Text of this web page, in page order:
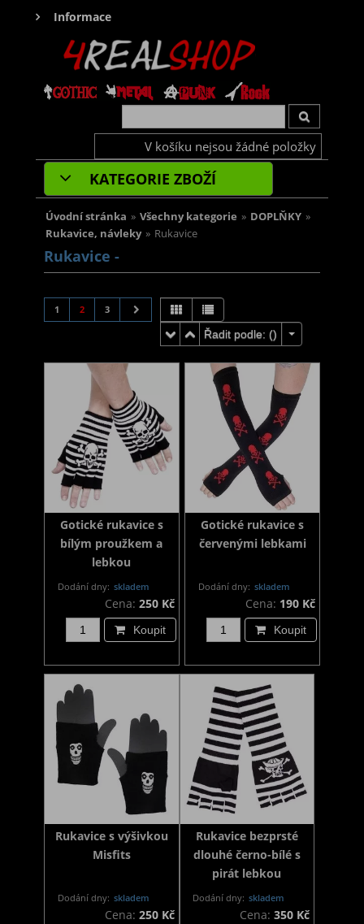
Informace
V košíku nejsou žádné položky
KATEGORIE ZBOŽÍ
Úvodní stránka » Všechny kategorie » DOPLŇKY »
Rukavice, návleky » Rukavice
Rukavice -
1 2 3
Řadit podle: ()
Gotické rukavice s
bílým proužkem a
lebkou
Dodání dny: skladem
Cena: 250 Kč
Koupit
Gotické rukavice s
červenými lebkami
Dodání dny: skladem
Cena: 190 Kč
Koupit
Rukavice s výšivkou
Misfits
Dodání dny: skladem
Cena: 250 Kč
Rukavice bezprsté
dlouhé černo-bílé s
pirát lebkou
Dodání dny: skladem
Cena:350 Kč